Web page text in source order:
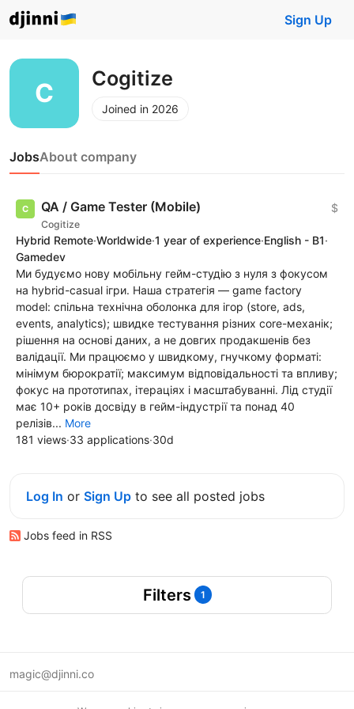
Sign Up
Cogitize
Joined in 2026
JobsAbout company
QA / Game Tester (Mobile)
Cogitize
$
Hybrid Remote·Worldwide·1 year of experience·English - B1·
Gamedev
Ми будуємо нову мобільну гейм-студію з нуля з фокусом
на hybrid-casual ігри. Наша стратегія — game factory
model: спільна технічна оболонка для ігор (store, ads,
events, analytics); швидке тестування різних core-механік;
рішення на основі даних, а не довгих продакшенів без
валідації. Ми працюємо у швидкому, гнучкому форматі:
мінімум бюрократії; максимум відповідальності та впливу;
фокус на прототипах, ітераціях і масштабуванні. Лід студії
має 10+ років досвіду в гейм-індустрії та понад 40
релізів... More
181 views·33 applications·30d
Log In or Sign Up to see all posted jobs
Jobs feed in RSS
Filters 1
magic@djinni.co